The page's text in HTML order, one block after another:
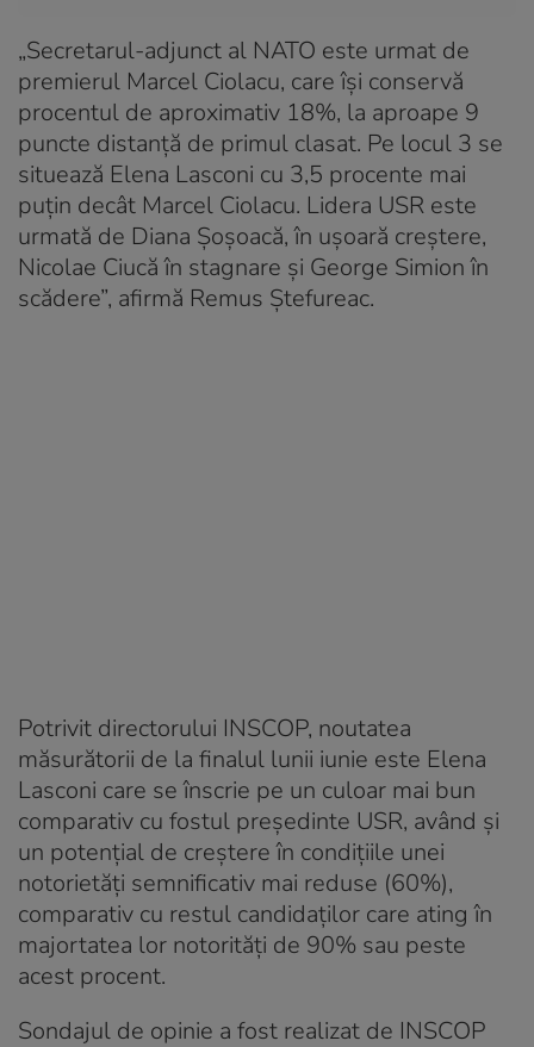
„Secretarul-adjunct al NATO este urmat de
premierul Marcel Ciolacu, care îşi conservă
procentul de aproximativ 18%, la aproape 9
puncte distanţă de primul clasat. Pe locul 3 se
situează Elena Lasconi cu 3,5 procente mai
puţin decât Marcel Ciolacu. Lidera USR este
urmată de Diana Şoşoacă, în uşoară creștere,
Nicolae Ciucă în stagnare şi George Simion în
scădere”, afirmă Remus Ştefureac.
Potrivit directorului INSCOP, noutatea
măsurătorii de la finalul lunii iunie este Elena
Lasconi care se înscrie pe un culoar mai bun
comparativ cu fostul preşedinte USR, având şi
un potenţial de creştere în condiţiile unei
notorietăţi semnificativ mai reduse (60%),
comparativ cu restul candidaţilor care ating în
majortatea lor notorităţi de 90% sau peste
acest procent.
Sondajul de opinie a fost realizat de INSCOP